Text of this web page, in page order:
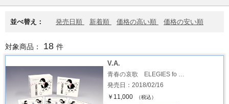
並べ替え： 発売日順 新着順 価格の高い順 価格の安い順
対象商品： 18 件
V.A.
青春の哀歌 ELEGIES fo …
発売日：2018/02/16
￥11,000
（税込）